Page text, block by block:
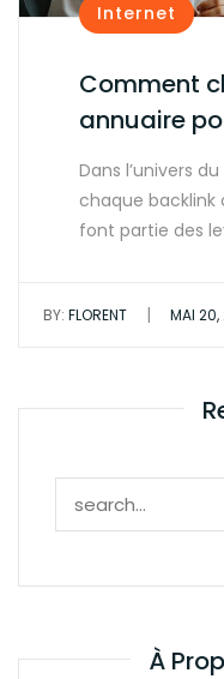
Internet
Comment
annuaire
Dans l’univers
chaque backlink
font partie des
BY: FLORENT | MAI
À